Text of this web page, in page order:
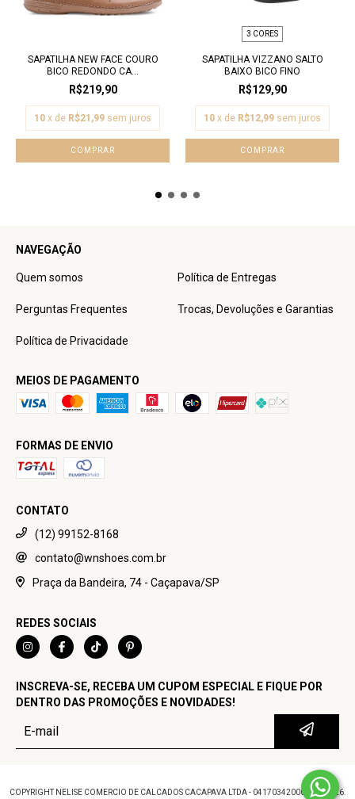
SAPATILHA NEW FACE COURO
BICO REDONDO CA...
R$219,90
10 x de R$21,99 sem juros
COMPRAR
3 CORES
SAPATILHA VIZZANO SALTO
BAIXO BICO FINO
R$129,90
10 x de R$12,99 sem juros
COMPRAR
NAVEGAÇÃO
Quem somos Política de Entregas
Perguntas Frequentes Trocas, Devoluções e Garantias
Política de Privacidade
MEIOS DE PAGAMENTO
FORMAS DE ENVIO
CONTATO
(12) 99152-8168
contato@wnshoes.com.br
Praça da Bandeira, 74 - Caçapava/SP
REDES SOCIAIS
INSCREVA-SE, RECEBA UM CUPOM ESPECIAL E FIQUE POR
DENTRO DAS PROMOÇÕES E NOVIDADES!
COPYRIGHT NELISE COMERCIO DE CALCADOS CACAPAVA LTDA - 04170342000100 - 2026.